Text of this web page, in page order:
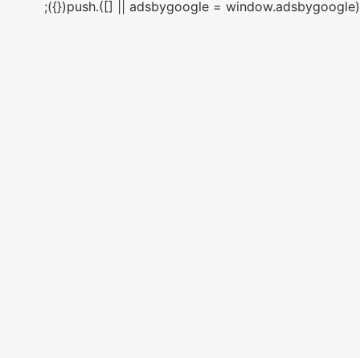
(adsbygoogle = window.adsbygoogle || []).push({});